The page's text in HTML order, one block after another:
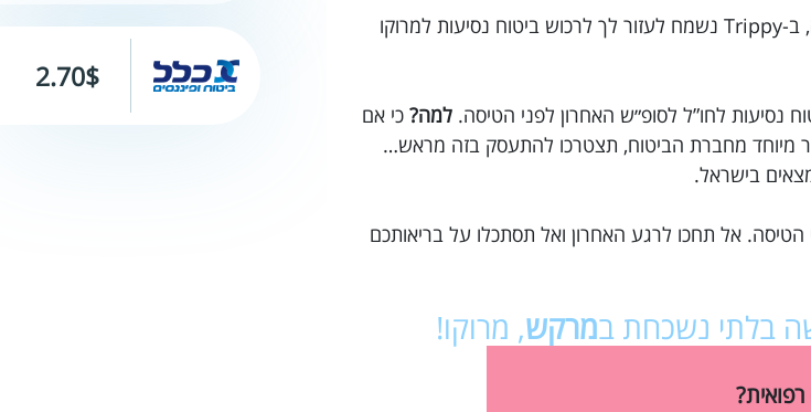
רק שניה… ביטוח נסיעות למרוקו הזמנת? נראה שעדיין לא, אבל אל דאגה, ב-Trippy נשמח לעזור לך לרכוש ביטוח נסיעות למרוקו
נסיעות לחו”ל לסופ״ש האחרון לפני הטיסה. למה? כי אם
מיוחד מחברת הביטוח, תצטרכו להתעסק בזה מראש…
בישראל.
אל תחכו לרגע האחרון ואל תסתכלו על בריאותכם
בלתי נשכחת במרקש, מרוקו!
2.70$